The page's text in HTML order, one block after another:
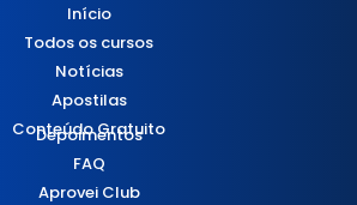
Início
Todos os cursos
Notícias
Apostilas
Conteúdo Gratuito
Depoimentos
FAQ
Aprovei Club